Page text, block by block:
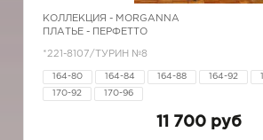
КОЛЛЕКЦИЯ - MORGANNA
ПЛАТЬЕ - ПЕРФЕТТО
*221-8107/ТУРИН №8
164-80 164-84 164-88 164-92
170-92 170-96
11 700 руб